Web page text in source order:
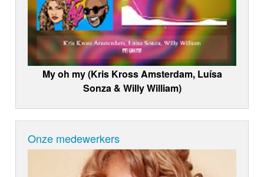
My oh my (Kris Kross Amsterdam, Luísa
Sonza & Willy William)
Onze medewerkers